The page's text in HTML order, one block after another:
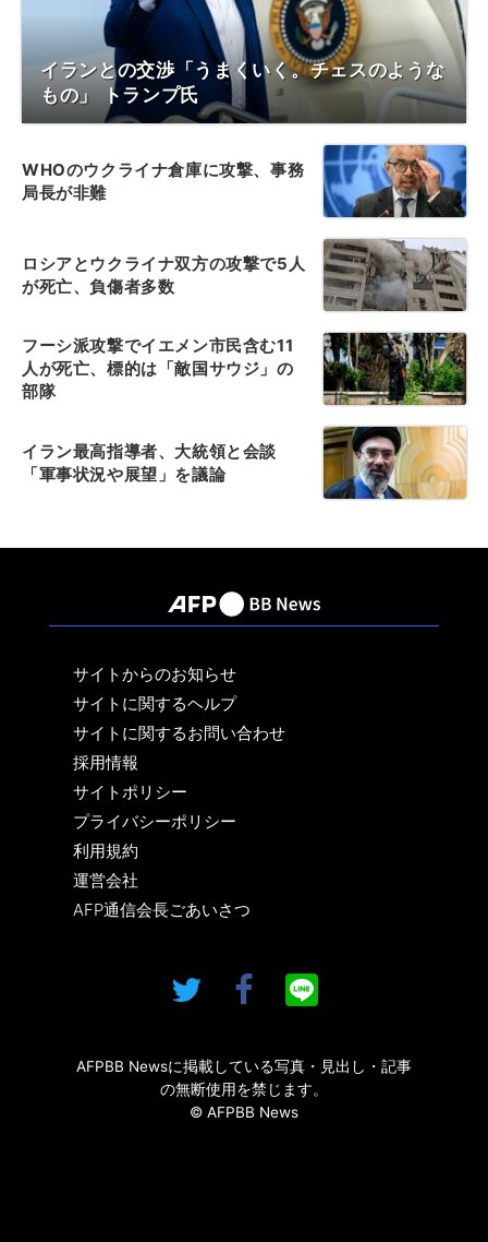
イランとの交渉「うまくいく。チェスのような
もの」 トランプ氏
WHOのウクライナ倉庫に攻撃、事務
局長が非難
ロシアとウクライナ双方の攻撃で5人
が死亡、負傷者多数
フーシ派攻撃でイエメン市民含む11
人が死亡、標的は「敵国サウジ」の
部隊
イラン最高指導者、大統領と会談
「軍事状況や展望」を議論
サイトからのお知らせ
サイトに関するヘルプ
サイトに関するお問い合わせ
採用情報
サイトポリシー
プライバシーポリシー
利用規約
運営会社
AFP通信会長ごあいさつ
AFPBB Newsに掲載している写真・見出し・記事
の無断使用を禁じます。
© AFPBB News